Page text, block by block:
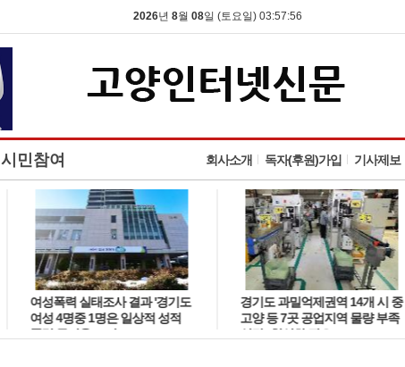
2026년 8월 08일 (토요일) 03:57:57
시민참여 회사소개 독자(후원)가입 기사제보
여성폭력 실태조사 결과 '경기도
여성 4명중 1명은 일상적 성적
폭력 두려움 느껴'
경기도 과밀억제권역 14개 시 중
고양 등 7곳 공업지역 물량 부족
심각··현실화 필요